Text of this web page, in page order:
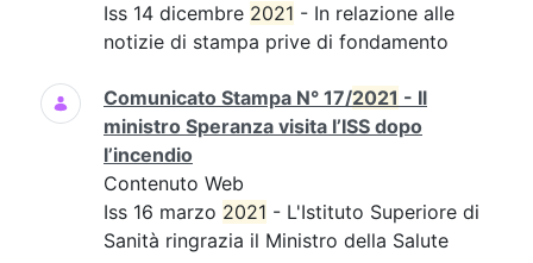
Iss 14 dicembre 2021 - In relazione alle
notizie di stampa prive di fondamento
Comunicato Stampa N° 17/2021 - Il
ministro Speranza visita l’ISS dopo
l’incendio
Contenuto Web
Iss 16 marzo 2021 - L'Istituto Superiore di
Sanità ringrazia il Ministro della Salute